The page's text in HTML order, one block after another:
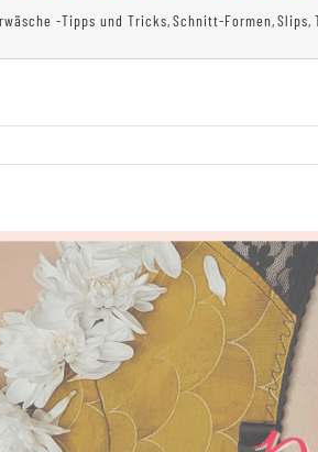
-Tipps und Tricks Schnitt-Formen Slips